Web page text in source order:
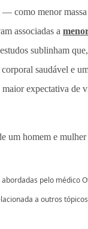
— como menor
associadas a
sublinham
saudável e
maior expectativa de
pelo médico
a outros